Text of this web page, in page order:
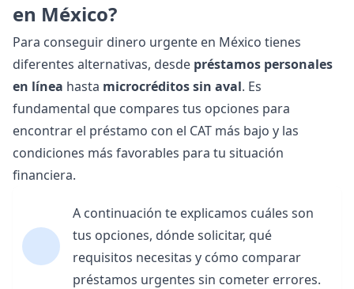
en México?
Para conseguir dinero urgente en México tienes
diferentes alternativas, desde préstamos personales
en línea hasta microcréditos sin aval. Es
fundamental que compares tus opciones para
encontrar el préstamo con el CAT más bajo y las
condiciones más favorables para tu situación
financiera.
A continuación te explicamos cuáles son
tus opciones, dónde solicitar, qué
requisitos necesitas y cómo comparar
préstamos urgentes sin cometer errores.